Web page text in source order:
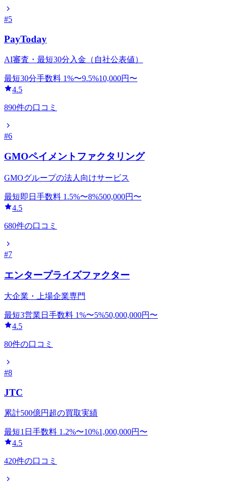
#5
PayToday
AI審査・最短30分入金（自社公表値）
最短30分手数料 1%〜9.5%10,000円〜
4.5
890件の口コミ
#6
GMOペイメントファクタリング
GMOグループの法人向けサービス
最短即日 手数料 1.5%〜8%500,000円〜
4.5
680件の口コミ
#7
エンタープライズファクター
大企業・上場企業専門
最短3営業日 手数料 1%〜5%50,000,000円〜
4.5
80件の口コミ
#8
JTC
累計500億円超の買取実績
最短1日 手数料 1.2%〜10%1,000,000円〜
4.5
420件の口コミ